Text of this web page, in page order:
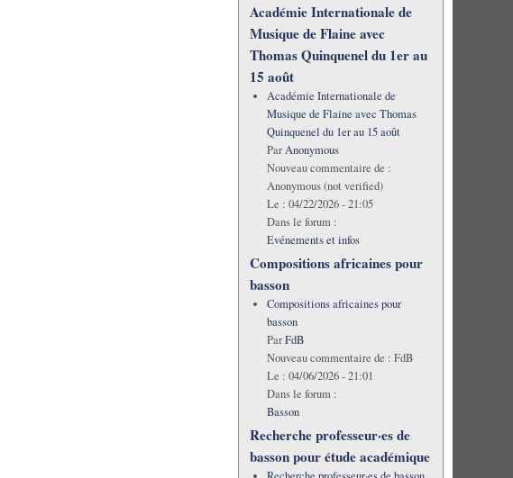
Académie Internationale de
Musique de Flaine avec
Thomas Quinquenel du 1er au
15 août
Académie Internationale de
Musique de Flaine avec Thomas
Quinquenel du 1er au 15 août
ParAnonymous
Nouveau commentaire de :
Anonymous (not verified)
Le : 04/22/2026 - 21:05
Dans le forum :
Evénements et infos
Compositions africaines pour
basson
Compositions africaines pour
basson
ParFdB
Nouveau commentaire de : FdB
Le : 04/06/2026 - 21:01
Dans le forum :
Basson
Recherche professeur·es de
basson pour étude académique